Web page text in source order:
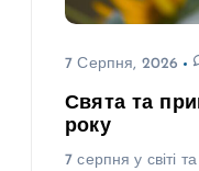
7 Серпня, 2026
Свята та
року
7 серпня у світі